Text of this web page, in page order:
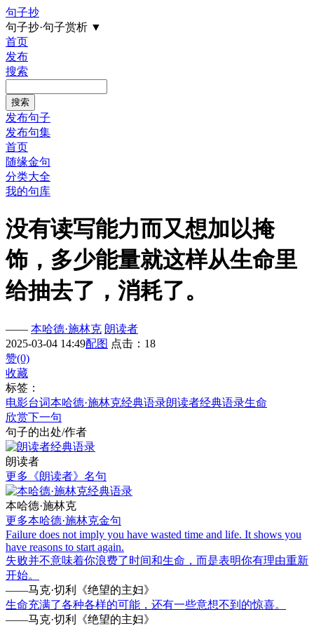
句子抄
句子抄·句子赏析 ▼
首页
发布
搜索
发布句子
发布句集
首页
随缘金句
分类大全
我的句库
没有读写能力而又想加以掩
饰，多少能量就这样从生命里
给抽去了，消耗了。
—— 本哈德·施林克 朗读者
2025-03-04 14:49配图 点击：18
赞(0)
收藏
标签：
电影台词本哈德·施林克经典语录朗读者经典语录生命
欣赏下一句
句子的出处/作者
朗读者
更多《朗读者》名句
本哈德·施林克
更多本哈德·施林克金句
Failure does not imply you have wasted time and life. It shows you
have reasons to start again.
失败并不意味着你浪费了时间和生命，而是表明你有理由重新
开始。
——马克·切利《绝望的主妇》
生命充满了各种各样的可能，还有一些意想不到的惊喜。
——马克·切利《绝望的主妇》